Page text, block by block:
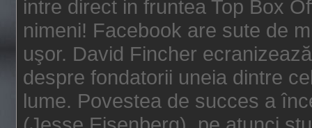
intre direct in fruntea Top Box
nimeni! Facebook are sute de
uşor. David Fincher
despre fondatorii uneia dintre
lume. Povestea de succes a